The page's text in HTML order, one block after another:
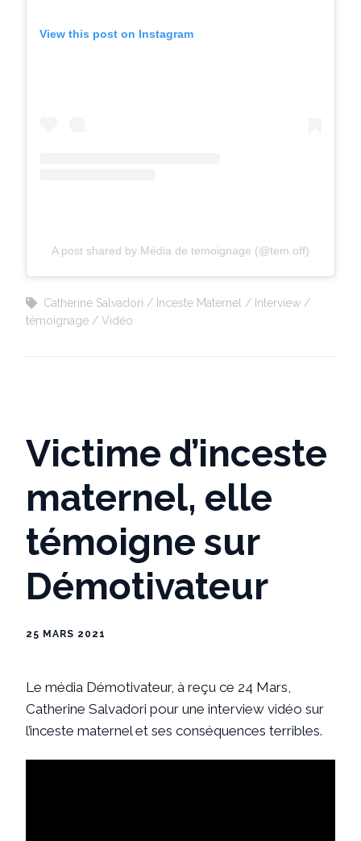
View this post on Instagram
A post shared by Média de temoignage (@tem.off)
Catherine Salvadori Inceste Maternel
Interview
témoignage
Vidéo
Victime d’inceste
maternel, elle
témoigne sur
Démotivateur
25 MARS 2021
Le média Démotivateur, à reçu ce 24 Mars,
Catherine Salvadori pour une interview vidéo sur
l’inceste maternel et ses conséquences terribles.